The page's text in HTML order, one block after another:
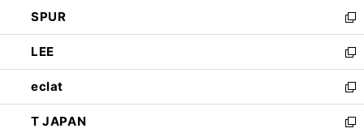
で
開
く
ド
ウ
で
開
く
ィ
ン
ド
ウ
で
開
く
い
ウ
ィ
ン
ド
ウ
で
SPUR
新
し
い
ウ
ィ
ン
ド
LEE
新
し
い
ウ
ィ
eclat
新
し
い
T JAPAN
新